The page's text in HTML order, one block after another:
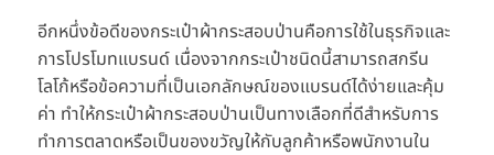
อีกหนึ่งข้อดีของกระเป๋าผ้ากระสอบป่านคือการใช้ในธุรกิจและ
การโปรโมทแบรนด์ เนื่องจากกระเป๋าชนิดนี้สามารถสกรีน
โลโก้หรือข้อความที่เป็นเอกลักษณ์ของแบรนด์ได้ง่ายและคุ้ม
ค่า ทำให้กระเป๋าผ้ากระสอบป่านเป็นทางเลือกที่ดีสำหรับการ
ทำการตลาดหรือเป็นของขวัญให้กับลูกค้าหรือพนักงานใน